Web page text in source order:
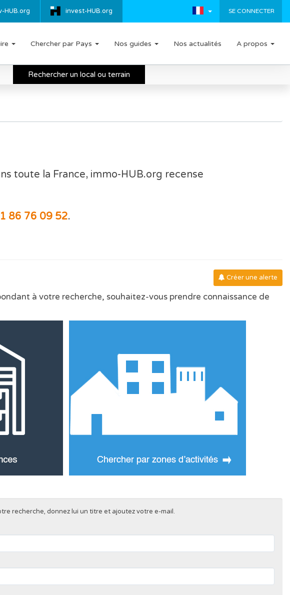
HUB.org invest-HUB.org SE CONNECTER
Chercher par Pays Nos guides Nos actualités A propos
Rechercher un local ou terrain
toute la France, immo-HUB.org recense
86 76 09 52.
Créer une alerte
à votre recherche, souhaitez-vous prendre connaissance de
recherche, donnez lui un titre et ajoutez votre e-mail.